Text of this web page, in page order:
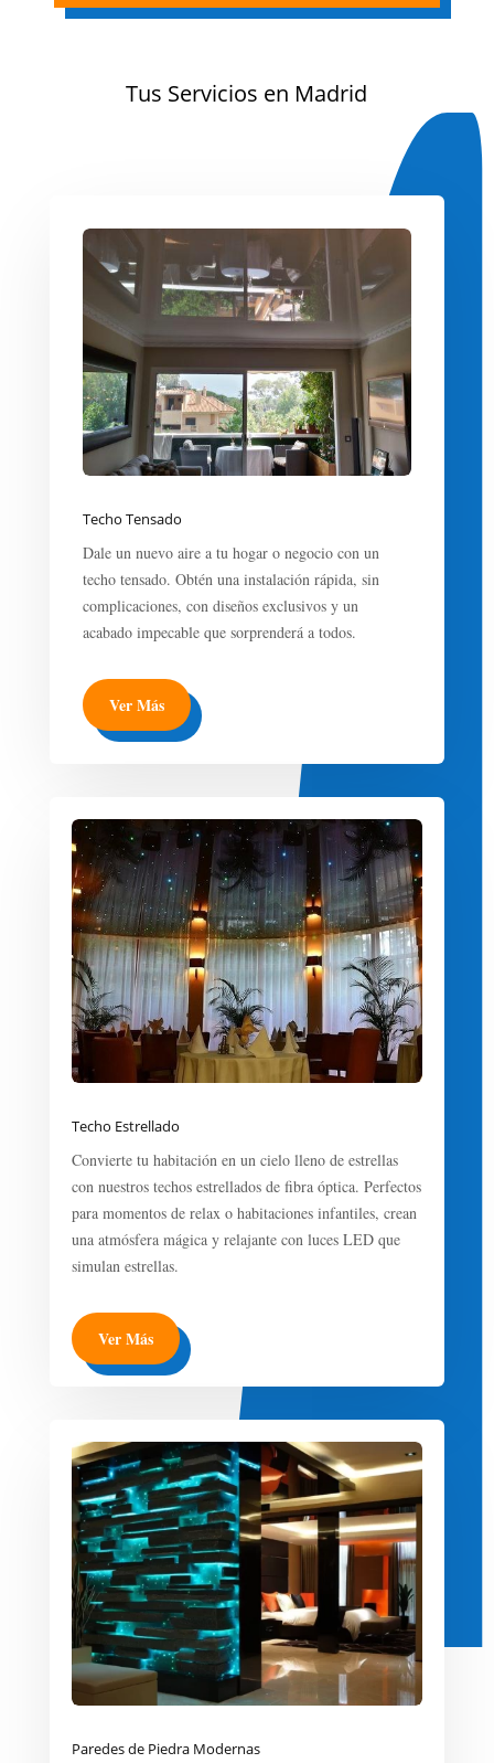
Tus Servicios en Madrid
Techo Tensado
Dale un nuevo aire a tu hogar o negocio con un
techo tensado. Obtén una instalación rápida, sin
complicaciones, con diseños exclusivos y un
acabado impecable que sorprenderá a todos.
Ver Más
Techo Estrellado
Convierte tu habitación en un cielo lleno de estrellas
con nuestros techos estrellados de fibra óptica. Perfectos
para momentos de relax o habitaciones infantiles, crean
una atmósfera mágica y relajante con luces LED que
simulan estrellas.
Ver Más
Paredes de Piedra Modernas